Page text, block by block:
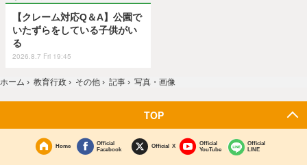
【クレーム対応Q＆A】公園で
いたずらをしている子供がい
る
2026.8.7 Fri 19:45
ホーム › 教育行政 › その他 › 記事 › 写真・画像
TOP
Home
Official
Facebook
Official X
Official
YouTube
Official
LINE